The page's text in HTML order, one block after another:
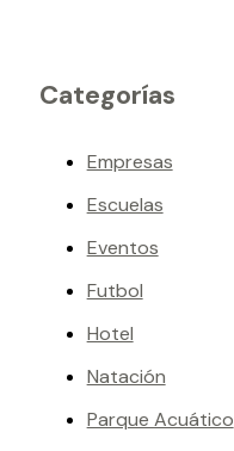
Categorías
Empresas
Escuelas
Eventos
Futbol
Hotel
Natación
Parque Acuático